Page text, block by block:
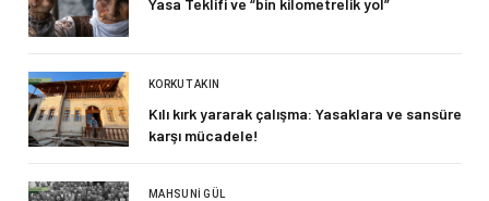
KORKUT AKIN
Kılı kırk yararak çalışma: Yasaklara ve sansüre
karşı mücadele!
MAHSUNI GÜL